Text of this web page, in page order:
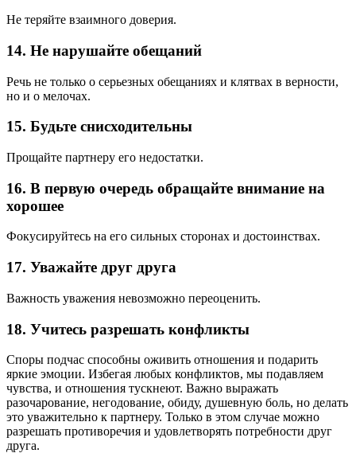
Не теряйте взаимного доверия.
14. Не нарушайте обещаний
Речь не только о серьезных обещаниях и клятвах в верности,
но и о мелочах.
15. Будьте снисходительны
Прощайте партнеру его недостатки.
16. В первую очередь обращайте внимание на
хорошее
Фокусируйтесь на его сильных сторонах и достоинствах.
17. Уважайте друг друга
Важность уважения невозможно переоценить.
18. Учитесь разрешать конфликты
Споры подчас способны оживить отношения и подарить
яркие эмоции. Избегая любых конфликтов, мы подавляем
чувства, и отношения тускнеют. Важно выражать
разочарование, негодование, обиду, душевную боль, но делать
это уважительно к партнеру. Только в этом случае можно
разрешать противоречия и удовлетворять потребности друг
друга.